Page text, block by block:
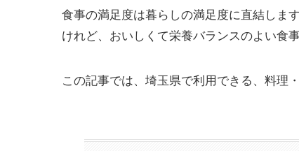
食事の満足度は暮らしの満足度に直結しま
けれど、おいしくて栄養バランスのよい食
この記事では、埼玉県で利用できる、料理